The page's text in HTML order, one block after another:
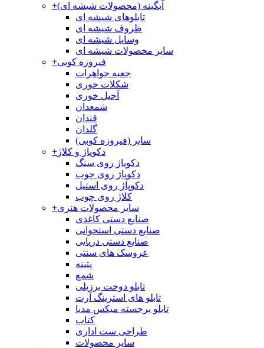
+آبگینه (محصولات شیشه ای)
تابلوهای شیشه ای
ظروف شیشه ای
وسایل شیشه ای
سایر محصولات شیشه ای
+فیروزه کوبی
جعبه جواهرات
شکلات خوری
آجیل خوری
شمعدان
قندان
گلدان
سایر (فیروزه کوبی)
+دکوپاژ و کلاژ
دکوپاژ روی سنگ
دکوپاژ روی چوب
دکوپاژ روی استیل
کلاژ روی چوب
+سایر محصولات هنری
صنایع دستی کاغذی
صنایع دستی استخوانی
صنایع دستی دریایی
عروسک های سنتی
پتینه
شمع
تابلو دوخت برزیلی
تابلو های استرینگ آرت
تابلو برجسته میکس مدیا
کتاب
طراحی ست اداری
سایر محصولات